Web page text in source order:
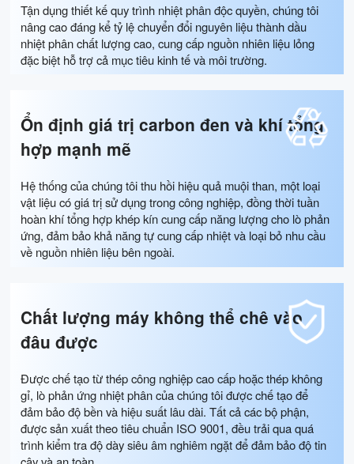
Tận dụng thiết kế quy trình nhiệt phân độc quyền, chúng tôi
nâng cao đáng kể tỷ lệ chuyển đổi nguyên liệu thành dầu
nhiệt phân chất lượng cao, cung cấp nguồn nhiên liệu lỏng
đặc biệt hỗ trợ cả mục tiêu kinh tế và môi trường.
Ổn định giá trị carbon đen và khí tổng
hợp mạnh mẽ
Hệ thống của chúng tôi thu hồi hiệu quả muội than, một loại
vật liệu có giá trị sử dụng trong công nghiệp, đồng thời tuần
hoàn khí tổng hợp khép kín cung cấp năng lượng cho lò phản
ứng, đảm bảo khả năng tự cung cấp nhiệt và loại bỏ nhu cầu
về nguồn nhiên liệu bên ngoài.
Chất lượng máy không thể chê vào
đâu được
Được chế tạo từ thép công nghiệp cao cấp hoặc thép không
gỉ, lò phản ứng nhiệt phân của chúng tôi được chế tạo để
đảm bảo độ bền và hiệu suất lâu dài. Tất cả các bộ phận,
được sản xuất theo tiêu chuẩn ISO 9001, đều trải qua quá
trình kiểm tra độ dày siêu âm nghiêm ngặt để đảm bảo độ tin